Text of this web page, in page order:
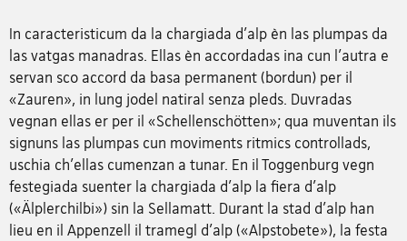
In caracteristicum da la chargiada d'alp èn las plumpas da
las vatgas manadras. Ellas èn accordadas ina cun l'autra e
servan sco accord da basa permanent (bordun) per il
«Zauren», in lung jodel natiral senza pleds. Duvradas
vegnan ellas er per il «Schellenschötten»; qua muventan ils
signuns las plumpas cun moviments ritmics controllads,
uschia ch'ellas cumenzan a tunar. En il Toggenburg vegn
festegiada suenter la chargiada d'alp la fiera d'alp
(«Älplerchilbi») sin la Sellamatt. Durant la stad d'alp han
lieu en il Appenzell il tramegl d'alp («Alpstobete»), la festa